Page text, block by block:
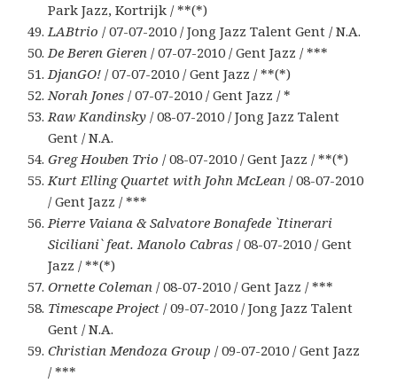
Park Jazz, Kortrijk / **(*)
LABtrio / 07-07-2010 / Jong Jazz Talent Gent / N.A.
De Beren Gieren / 07-07-2010 / Gent Jazz / ***
DjanGO! / 07-07-2010 / Gent Jazz / **(*)
Norah Jones / 07-07-2010 / Gent Jazz / *
Raw Kandinsky / 08-07-2010 / Jong Jazz Talent
Gent / N.A.
Greg Houben Trio / 08-07-2010 / Gent Jazz / **(*)
Kurt Elling Quartet with John McLean / 08-07-2010
/ Gent Jazz / ***
Pierre Vaiana & Salvatore Bonafede `Itinerari
Siciliani` feat. Manolo Cabras / 08-07-2010 / Gent
Jazz / **(*)
Ornette Coleman / 08-07-2010 / Gent Jazz / ***
Timescape Project / 09-07-2010 / Jong Jazz Talent
Gent / N.A.
Christian Mendoza Group / 09-07-2010 / Gent Jazz
/ ***